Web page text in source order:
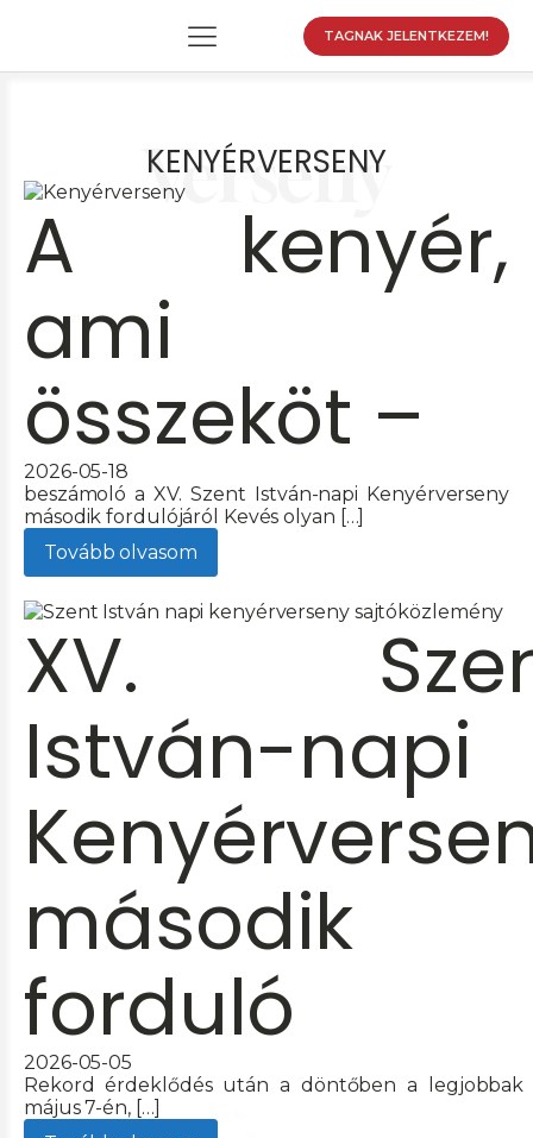
TAGNAK JELENTKEZEM!
Verseny
KENYÉRVERSENY
A kenyér,
ami
összeköt –
2026-05-18
beszámoló a XV. Szent István-napi Kenyérverseny
második fordulójáról Kevés olyan […]
Tovább olvasom
XV.
István-napi
második
forduló
2026-05-05
Rekord érdeklődés után a döntőben a legjobbak
május 7-én, […]